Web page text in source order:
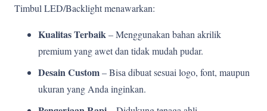
Timbul LED/Backlight menawarkan:
Kualitas Terbaik– Menggunakan bahan akrilik
premium yang awet dan tidak mudah pudar.
Desain Custom– Bisa dibuat sesuai logo, font, maupun
ukuran yang Anda inginkan.